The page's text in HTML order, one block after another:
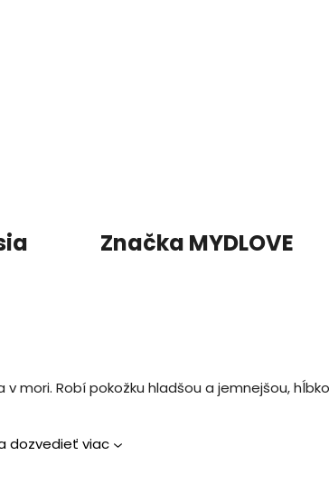
Značka MYDLOVE
mori. Robí pokožku hladšou a jemnejšou,
dozvedieť viac